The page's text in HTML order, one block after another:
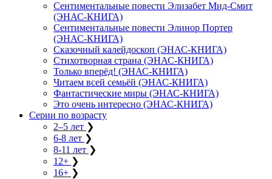
Сентиментальные повести Элизабет Мид-Смит
(ЭНАС-КНИГА)
Сентиментальные повести Элинор Портер
(ЭНАС-КНИГА)
Сказочный калейдоскоп (ЭНАС-КНИГА)
Стихотворная страна (ЭНАС-КНИГА)
Только вперёд! (ЭНАС-КНИГА)
Читаем всей семьёй (ЭНАС-КНИГА)
Фантастические миры (ЭНАС-КНИГА)
Это очень интересно (ЭНАС-КНИГА)
Серии по возрасту
2–5 лет ❯
6-8 лет ❯
8-11 лет ❯
12+ ❯
16+ ❯